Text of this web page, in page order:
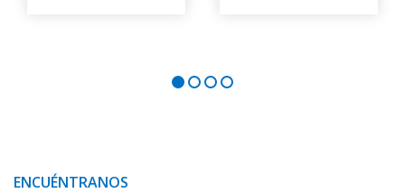
ENCUÉNTRANOS